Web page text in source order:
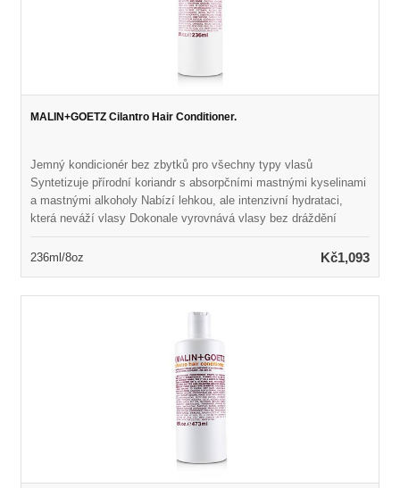
MALIN+GOETZ Cilantro Hair Conditioner.
Jemný kondicionér bez zbytků pro všechny typy vlasů
Syntetizuje přírodní koriandr s absorpčními mastnými kyselinami
a mastnými alkoholy Nabízí lehkou, ale intenzivní hydrataci,
která neváží vlasy Dokonale vyrovnává vlasy bez dráždění
a zdravě vypadající Naplněno přirozenou vůní a barvou Vhodné
236ml/8oz Kč1,093